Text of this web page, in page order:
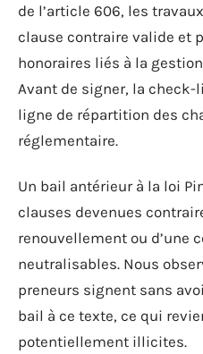
de l’article 606, les
clause contraire valide et
honoraires liés à la
Avant de signer, la
ligne de répartition des
réglementaire.
Un bail antérieur à la loi
clauses devenues
renouvellement ou d’une
neutralisables. Nous
preneurs signent sans
bail à ce texte, ce qui
potentiellement illicites.